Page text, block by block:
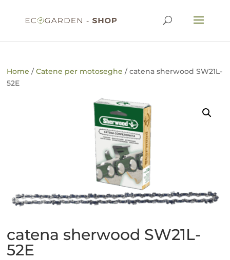
Home /Catene per motoseghe / catena sherwood SW21L-
52E
catena sherwood SW21L-
52E